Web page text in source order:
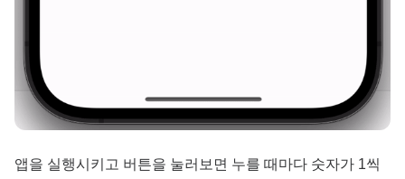
앱을 실행시키고 버튼을 눌러보면 누를 때마다 숫자가 1씩